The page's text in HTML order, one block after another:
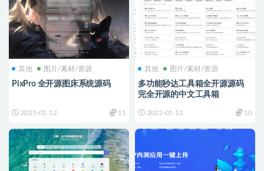
其他 图片/素材/资源
PixPro 全开源图床系统源码
2025-01-12 11
其他 图片/素材/资源
多功能秒达工具箱全开源源码
完全开源的中文工具箱
2025-01-12 10